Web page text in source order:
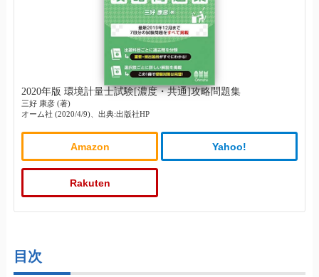
2020年版 環境計量士試験[濃度・共通]攻略問題集
三好 康彦 (著)
オーム社 (2020/4/9)、出典:出版社HP
Amazon Yahoo!
Rakuten
目次